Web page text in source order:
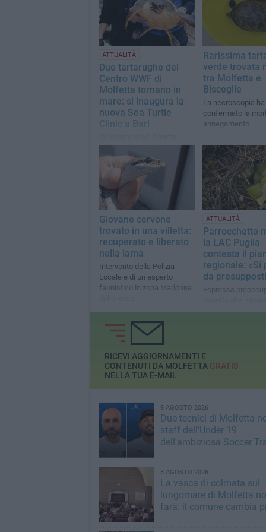
ATTUALITÀ
Due tartarughe del
Centro WWF di
Molfetta tornano in
mare: si inaugura la
nuova Sea Turtle
Clinic a Bari
caretta, recuperati e curati
dal centro molfettese,
saranno liberati al largo di
Bari al termine della
cerimonia
Rarissima
verde trovata
tra Molfetta e
Bisceglie
La necroscopia ha
confermato la
annegamento
Giovane cervone
trovato in una villetta:
recuperato e liberato
nella lama
Intervento della Polizia
Locale e di un esperto
faunistico in zona Madonna
ATTUALITÀ
Parrocchetto
la LAC Puglia
contesta il
regionale: «Si
da
Espressa
contenimento sul
RICEVI AGGIORNAMENTI E
CONTENUTI DA MOLFETTA GRATIS
NELLA TUA E-MAIL
9 AGOSTO 2026
Due tecnici di Molfetta
staff dell'Under 19
dell'ambiziosa Soccer
8 AGOSTO 2026
La vasca di colmata sul
lungomare di Molfetta
farà: il comune cambia